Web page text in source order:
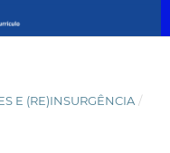
E (RE)INSURGÊNCIA /